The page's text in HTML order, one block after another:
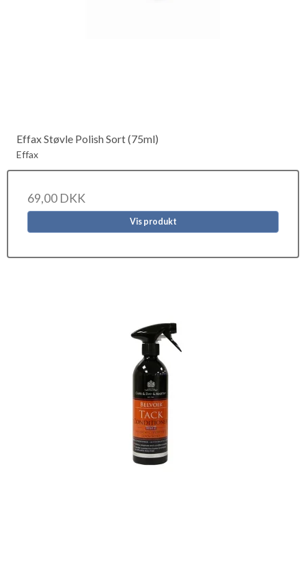
Effax Støvle Polish Sort (75ml)
Effax
69,00 DKK
Vis produkt